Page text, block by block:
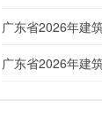
广东省2026年建
广东省2026年建